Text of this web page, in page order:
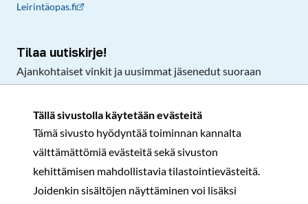
Tällä sivustolla käytetään evästeitä
Tämä sivusto hyödyntää toiminnan kannalta
välttämättömiä evästeitä sekä sivuston
kehittämisen mahdollistavia tilastointievästeitä.
Joidenkin sisältöjen näyttäminen voi lisäksi
Leirintäopas.fi
Tilaa uutiskirje!
Ajankohtaiset vinkit ja uusimmat jäsenedut suoraan